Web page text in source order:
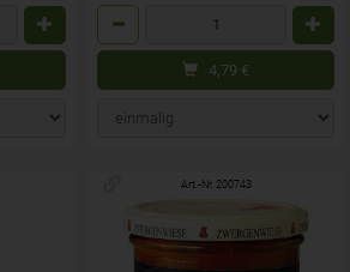
4,79 €
Art.-Nr. 200743